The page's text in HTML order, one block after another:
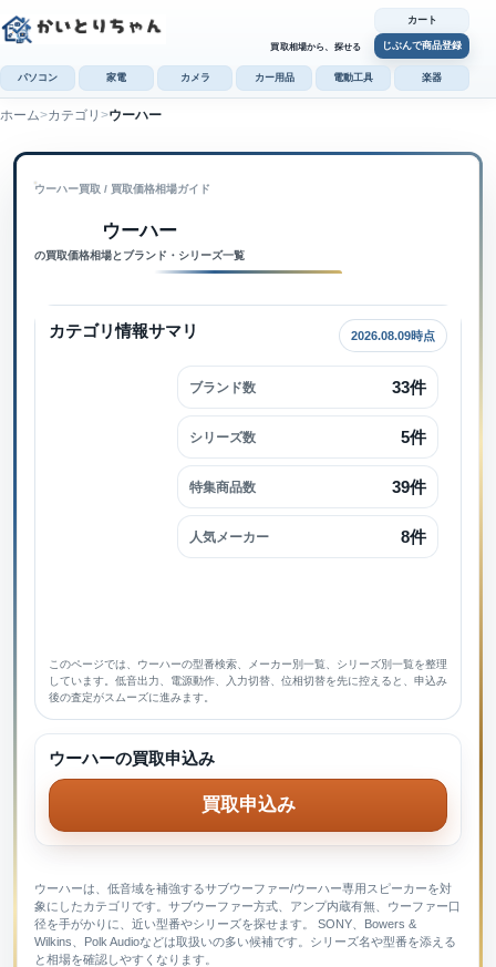
買取相場から、探せる
カート
じぶんで商品登録
パソコン 家電 カメラ カー用品 電動工具 楽器
ホーム カテゴリ ウーハー
ウーハー買取 / 買取価格相場ガイド
ウーハー
の買取価格相場とブランド・シリーズ一覧
ウーハーは、低音域を補強するサブウーファー/ウーハー専用スピーカーを対
象にしたカテゴリです。サブウーファー方式、アンプ内蔵有無、ウーファー口
径を手がかりに、近い型番やシリーズを探せます。 SONY、Bowers &
Wilkins、Polk Audioなどは取扱いの多い候補です。シリーズ名や型番を添える
と相場を確認しやすくなります。
ウーハー内で検索
カテゴリ情報サマリ 2026.08.09時点
ブランド数 33件
シリーズ数 5件
特集商品数 39件
人気メーカー 8件
このページでは、ウーハーの型番検索、メーカー別一覧、シリーズ別一覧を整理
しています。低音出力、電源動作、入力切替、位相切替を先に控えると、申込み
後の査定がスムーズに進みます。
ウーハーの買取申込み
買取申込み